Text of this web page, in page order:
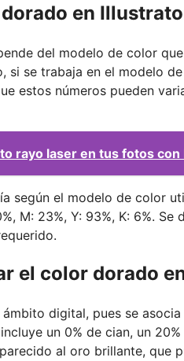
en
del modelo de color
si se trabaja en el modelo
estos números pueden
rayo laser en tus fotos con
el modelo de color
M: 23%, Y: 93%, K: 6%.
el color dorado
digital, pues se
un 0% de cian, un
al oro brillante, que